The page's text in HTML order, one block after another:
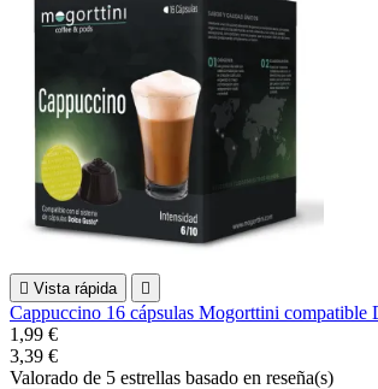
 Vista rápida 
Cappuccino 16 cápsulas Mogorttini compatible
1,99 €
3,39 €
Valorado de 5 estrellas basado en reseña(s)